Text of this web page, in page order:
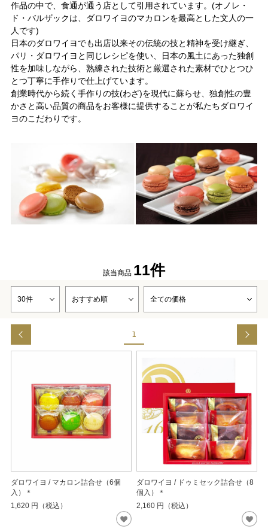
作品の中で、食通が通う店として引用されています。(オノレ・
ド・バルザックは、ダロワイヨのマカロンを最高とした文人の一
人です)
日本のダロワイヨでも出店以来その伝統の技と精神を受け継ぎ、
パリ・ダロワイヨと同じレシピを使い、日本の風土にあった独創
性を加味しながら、熟練された技術と厳選された素材でひとつひ
とつ丁寧に手作りで仕上げています。
創業時代から続く手作りの技(わざ)を現代に蘇らせ、独創性の豊
かさと高い品質の商品をお客様に提供することが私たちダロワイ
ヨのこだわりです。
該当商品 11件
1
ダロワイヨ / マカロン詰合せ（6個
入）＊
1,620 円（税込）
ダロワイヨ / ドゥミセック詰合せ（8
個入）＊
2,160 円（税込）